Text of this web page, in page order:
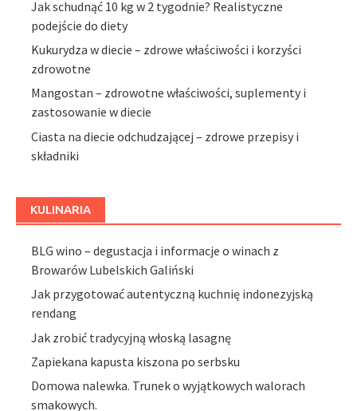
Jak schudnąć 10 kg w 2 tygodnie? Realistyczne
podejście do diety
Kukurydza w diecie – zdrowe właściwości i korzyści
zdrowotne
Mangostan – zdrowotne właściwości, suplementy i
zastosowanie w diecie
Ciasta na diecie odchudzającej – zdrowe przepisy i
składniki
KULINARIA
BLG wino – degustacja i informacje o winach z
Browarów Lubelskich Galiński
Jak przygotować autentyczną kuchnię indonezyjską
rendang
Jak zrobić tradycyjną włoską lasagnę
Zapiekana kapusta kiszona po serbsku
Domowa nalewka. Trunek o wyjątkowych walorach
smakowych.